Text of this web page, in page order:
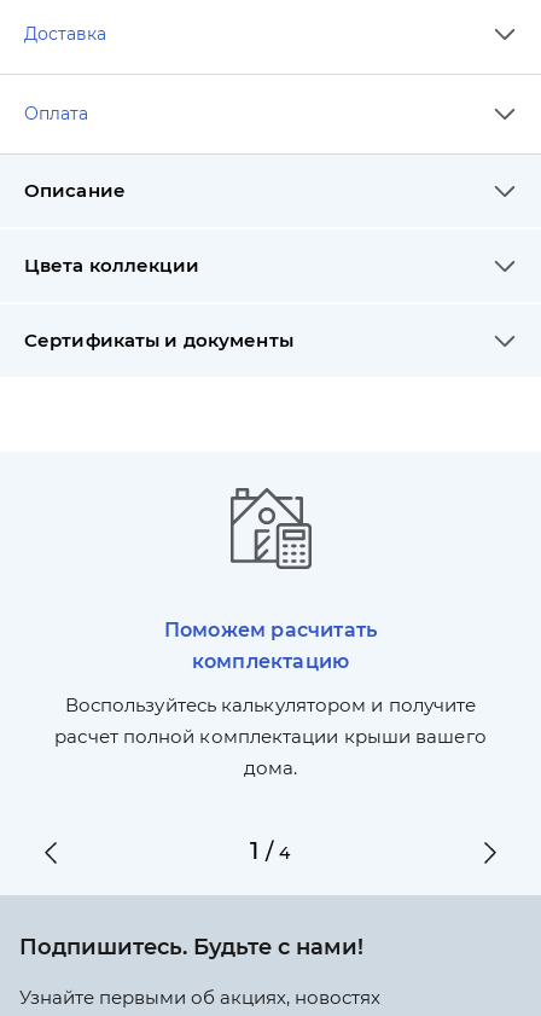
Доставка
Оплата
Описание
Цвета коллекции
Сертификаты и документы
Поможем расчитать
комплектацию
Воспользуйтесь калькулятором и получите
расчет полной комплектации крыши вашего
дома.
1 /4
Подпишитесь. Будьте с нами!
Узнайте первыми об акциях, новостях